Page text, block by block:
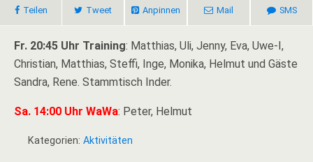
Teilen Tweet Anpinnen Mail SMS
Fr. 20:45 Uhr Training: Matthias, Uli, Jenny, Eva, Uwe-I,
Christian, Matthias, Steffi, Inge, Monika, Helmut und Gäste
Sandra, Rene. Stammtisch Inder.
Sa. 14:00 Uhr WaWa: Peter, Helmut
Kategorien: Aktivitäten